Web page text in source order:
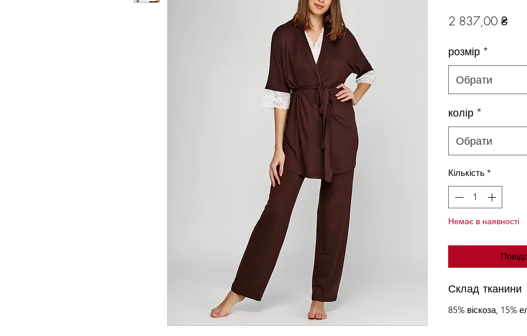
2 837,00 ₴Ціна
розмір *
Обрати
колір *
Обрати
Кількість *
Немає в наявності
Склад тканини
85% віскоза, 15%